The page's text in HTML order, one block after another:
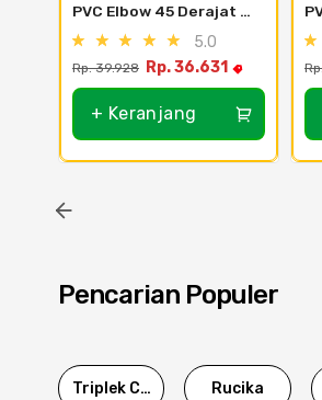
PVC Elbow 45 Derajat 3"
Tipe AW
5.0
Rp. 39.928 Rp. 36.631
+ Keranjang
Pencarian Populer
Triplek Cor Rucika